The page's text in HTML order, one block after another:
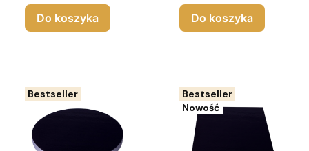
Do koszyka Do koszyka
Bestseller
Bestseller
Nowość